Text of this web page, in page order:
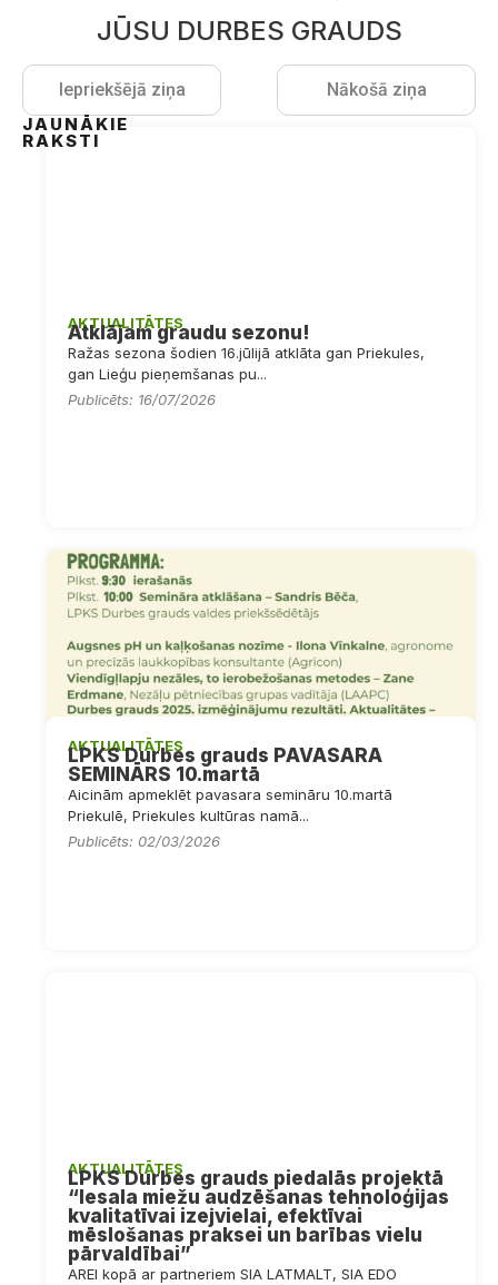
JŪSU DURBES GRAUDS
Nākošā ziņa
Iepriekšējā ziņa
JAUNĀKIE
RAKSTI
AKTUALITĀTES
Atklājam graudu sezonu!
Ražas sezona šodien 16.jūlijā atklāta gan Priekules,
gan Lieģu pieņemšanas pu...
Publicēts: 16/07/2026
AKTUALITĀTES
LPKS Durbes grauds PAVASARA
SEMINĀRS 10.martā
Aicinām apmeklēt pavasara semināru 10.martā
Priekulē, Priekules kultūras namā...
Publicēts: 02/03/2026
AKTUALITĀTES
LPKS Durbes grauds piedalās projektā
“Iesala miežu audzēšanas tehnoloģijas
kvalitatīvai izejvielai, efektīvai
mēslošanas praksei un barības vielu
pārvaldībai”
AREI kopā ar partneriem SIA LATMALT, SIA EDO